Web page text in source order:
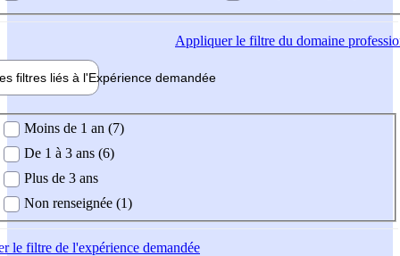
Appliquerle filtre du domaine
filtres liés à l'Expérience demandée
demandée
Moins de 1 an (7)
De 1 à 3 ans (6)
Plus de 3 ans
Non renseignée (1)
le filtre de l'expérience demandée